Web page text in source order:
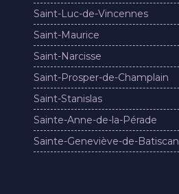
Saint-Luc-de-Vincennes
Saint-Maurice
Saint-Narcisse
Saint-Prosper-de-Champlain
Saint-Stanislas
Sainte-Anne-de-la-Pérade
Sainte-Geneviève-de-Batiscan